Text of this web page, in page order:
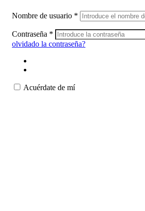
Nombre de usuario *
Contraseña *
olvidado la contraseña?
Acuérdate de mí